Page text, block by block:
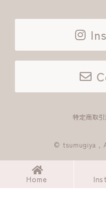
特定商取
© tsumugiya ,
Home